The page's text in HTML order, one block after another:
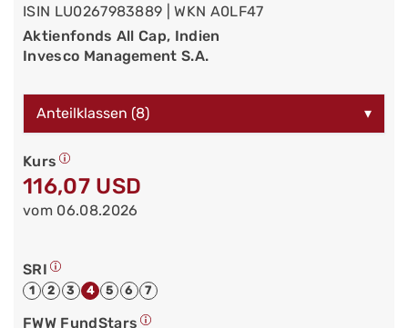
ISIN LU0267983889 | WKN A0LF47
Aktienfonds All Cap, Indien
Invesco Management S.A.
Anteilklassen (8) ▾
Kurs
116,07 USD
vom 06.08.2026
SRI
1 2 3 4 5 6 7
FWW FundStars